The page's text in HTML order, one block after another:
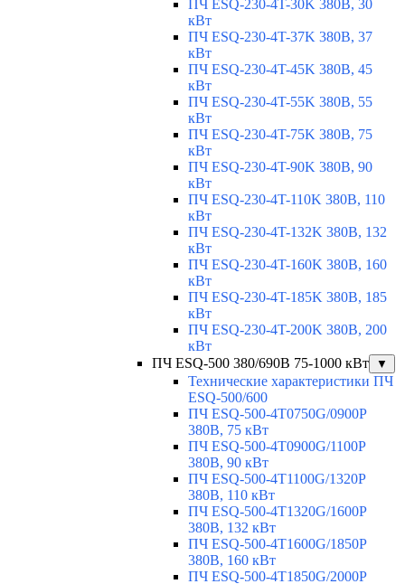
ПЧ ESQ-230-4T-30K 380В, 30
кВт
ПЧ ESQ-230-4T-37K 380В, 37
кВт
ПЧ ESQ-230-4T-45K 380В, 45
кВт
ПЧ ESQ-230-4T-55K 380В, 55
кВт
ПЧ ESQ-230-4T-75K 380В, 75
кВт
ПЧ ESQ-230-4T-90K 380В, 90
кВт
ПЧ ESQ-230-4T-110K 380В, 110
кВт
ПЧ ESQ-230-4T-132K 380В, 132
кВт
ПЧ ESQ-230-4T-160K 380В, 160
кВт
ПЧ ESQ-230-4T-185K 380В, 185
кВт
ПЧ ESQ-230-4T-200K 380В, 200
кВт
ПЧ ESQ-500 380/690В 75-1000 кВт
▼
Технические характеристики ПЧ
ESQ-500/600
ПЧ ESQ-500-4T0750G/0900P
380В, 75 кВт
ПЧ ESQ-500-4T0900G/1100P
380В, 90 кВт
ПЧ ESQ-500-4T1100G/1320P
380В, 110 кВт
ПЧ ESQ-500-4T1320G/1600P
380В, 132 кВт
ПЧ ESQ-500-4T1600G/1850P
380В, 160 кВт
ПЧ ESQ-500-4T1850G/2000P